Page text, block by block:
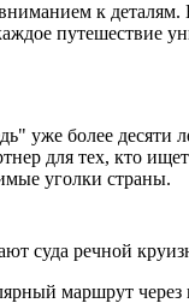
к деталям.
путешествие
уже более
для тех, кто
уголки страны.
суда речной
маршрут